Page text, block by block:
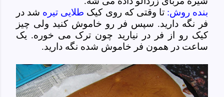
بنده روش: تا وقتی که روی کیک طلایی تیره شد در
فر نگه دارید. سپس فر رو خاموش کنید ولی چیز
کیک رو از فر در نیارید چون ترک می خوره. یک
ساعت در همون فر خاموش شده نگه دارید.